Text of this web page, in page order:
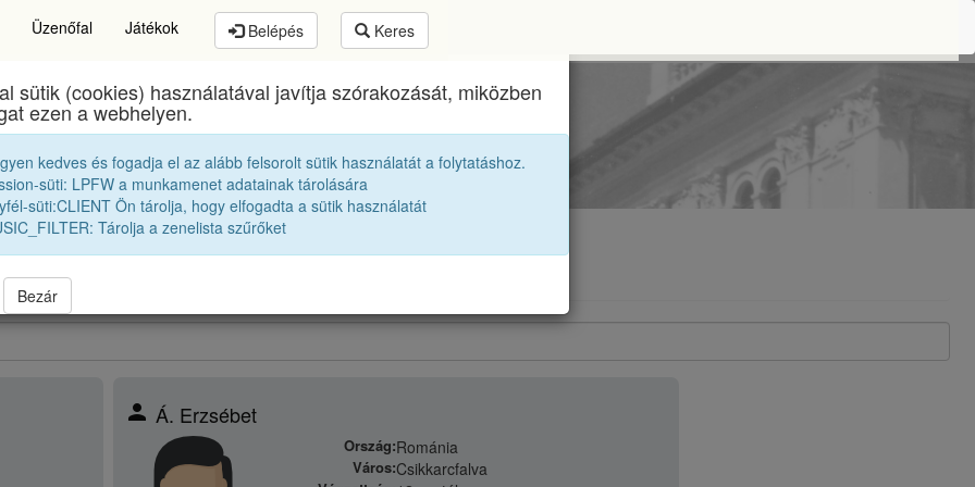
Üzenőfal Játékok Belépés Keres
Toduță Zenei Főgimnáziumegykori diákjai 1981 12B
1981 12B Osztályfőnök: S. Csaba
|1980 12B|
|1982 12B|
person Á. Erzsébet
Ország:Románia
Város:Csikkarcfalva
sütik (cookies) használatával javítja szórakozását, miközben
ezen a webhelyen.
kedves és fogadja el az alább felsorolt sütik használatát a folytatáshoz.
süti: LPFW a munkamenet adatainak tárolására
süti:CLIENT Ön tárolja, hogy elfogadta a sütik használatát
Tárolja a zenelista szűrőket
Bezár